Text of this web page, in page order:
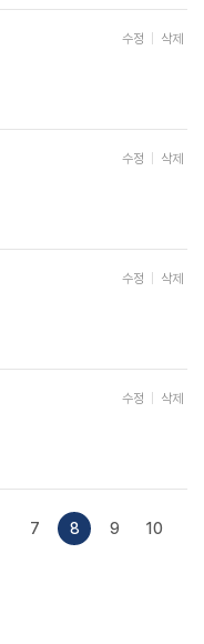
수정 삭제
수정 삭제
수정 삭제
수정 삭제
7 8 9 10